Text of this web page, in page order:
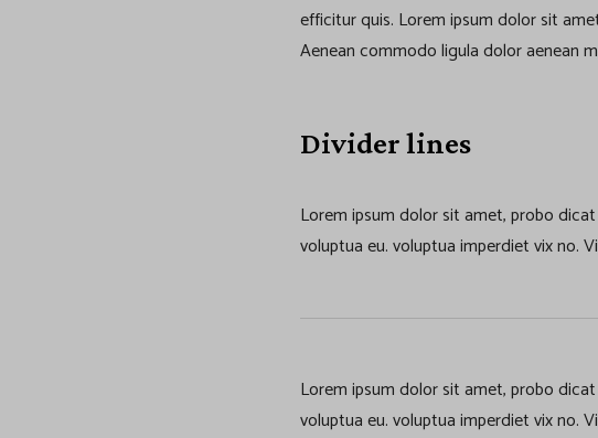
efficitur quis. Lorem ipsum dolor sit
Aenean commodo ligula dolor aenean
Divider lines
Lorem ipsum dolor sit amet, probo
voluptua eu. voluptua imperdiet vix no.
Lorem ipsum dolor sit amet, probo
voluptua eu. voluptua imperdiet vix no.